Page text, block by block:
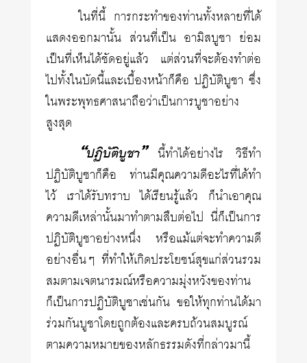
ในที่นี้ การกระทำของท่านทั้งหลายที่ได้
แสดงออกมานั้น ส่วนที่เป็น อามิสบูชา ย่อม
เป็นที่เห็นได้ชัดอยู่แล้ว แต่ส่วนที่จะต้องทำต่อ
ไปทั้งในบัดนี้และเบื้องหน้าก็คือ ปฏิบัติบูชา ซึ่ง
ในพระพุทธศาสนาถือว่าเป็นการบูชาอย่าง
สูงสุด
“ปฏิบัติบูชา”นี้ทำได้อย่างไร วิธีทำ
ปฏิบัติบูชาก็คือ ท่านมีคุณความดีอะไรที่ได้ทำ
ไว้ เราได้รับทราบ ได้เรียนรู้แล้ว ก็นำเอาคุณ
ความดีเหล่านั้นมาทำตามสืบต่อไป นี่ก็เป็นการ
ปฏิบัติบูชาอย่างหนึ่ง หรือแม้แต่จะทำความดี
อย่างอื่นๆ ที่ทำให้เกิดประโยชน์สุขแก่ส่วนรวม
สมตามเจตนารมณ์หรือความมุ่งหวังของท่าน
ก็เป็นการปฏิบัติบูชาเช่นกัน ขอให้ทุกท่านได้มา
ร่วมกันบูชาโดยถูกต้องและครบถ้วนสมบูรณ์
ตามความหมายของหลักธรรมดังที่กล่าวมานี้